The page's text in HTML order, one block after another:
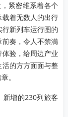
紧密维系着各个
着无数人的出行
新列车运行图的
奏，令人不禁满
验，给周边产业
的方方面面与整
。
增的230列旅客